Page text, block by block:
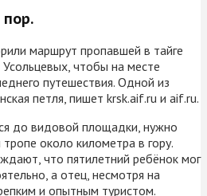
маршрут пропавшей в тайге
Усольцевых, чтобы на месте
путешествия. Одной из
петля, пишет krsk.aif.ru и aif.ru.
до видовой площадки, нужно
около километра в гору.
что пятилетний ребёнок мог
а отец, несмотря на
и опытным туристом.